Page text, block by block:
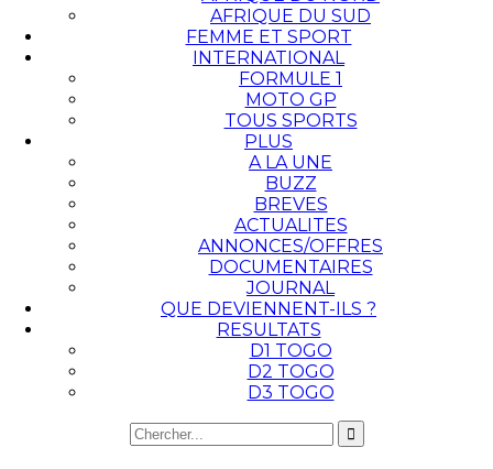
AFRIQUE DU SUD
FEMME ET SPORT
INTERNATIONAL
FORMULE 1
MOTO GP
TOUS SPORTS
PLUS
A LA UNE
BUZZ
BREVES
ACTUALITES
ANNONCES/OFFRES
DOCUMENTAIRES
JOURNAL
QUE DEVIENNENT-ILS ?
RESULTATS
D1 TOGO
D2 TOGO
D3 TOGO